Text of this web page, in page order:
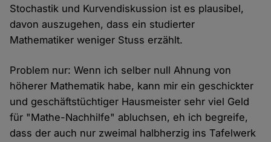
Stochastik und Kurvendiskussion ist es plausibel,
davon auszugehen, dass ein studierter
Mathematiker weniger Stuss erzählt.
Problem nur: Wenn ich selber null Ahnung von
höherer Mathematik habe, kann mir ein geschickter
und geschäftstüchtiger Hausmeister sehr viel Geld
für "Mathe-Nachhilfe" abluchsen, eh ich begreife,
dass der auch nur zweimal halbherzig ins Tafelwerk